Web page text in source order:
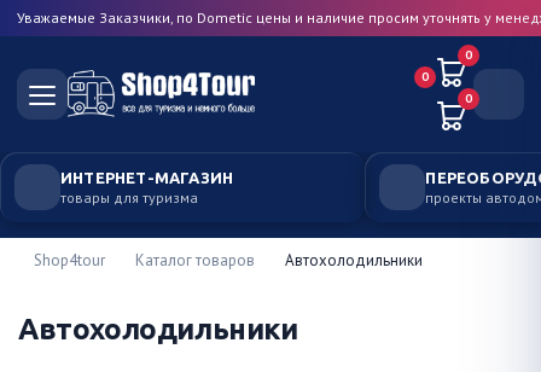
Уважаемые Заказчики, по Dometic цены и наличие просим уточнять у
0
0
0
ИНТЕРНЕТ-МАГАЗИН
товары для туризма проекты
Shop4tour Каталог товаров Автохолодильники
Автохолодильники